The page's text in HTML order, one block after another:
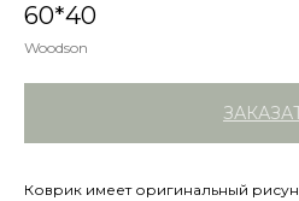
60*40
Woodson
Коврик имеет оригинальный